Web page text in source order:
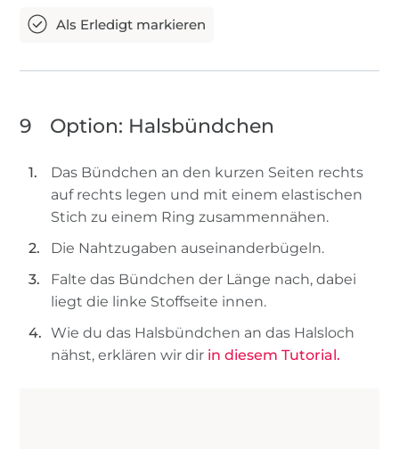
9 Option: Halsbündchen
Das Bündchen an den kurzen Seiten rechts
auf rechts legen und mit einem elastischen
Stich zu einem Ring zusammennähen.
Die Nahtzugaben auseinanderbügeln.
Falte das Bündchen der Länge nach, dabei
liegt die linke Stoffseite innen.
Wie du das Halsbündchen an das Halsloch
nähst, erklären wir dir in diesem Tutorial.